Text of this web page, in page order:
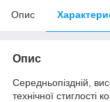
Опис
Опис
Середньопіздній,
технічної стиглості